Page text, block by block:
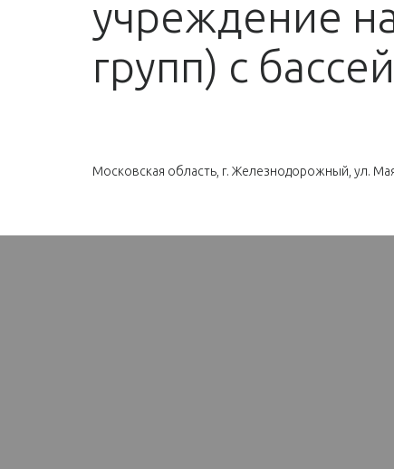
учреждение
групп) с
Московская область, г. Железнодорожный, ул.